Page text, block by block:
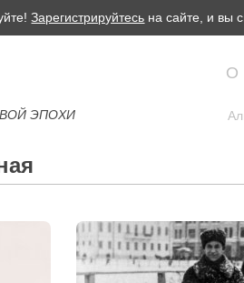
Зарегистрируйтесь на сайте, и вы
ЭПОХИ
О